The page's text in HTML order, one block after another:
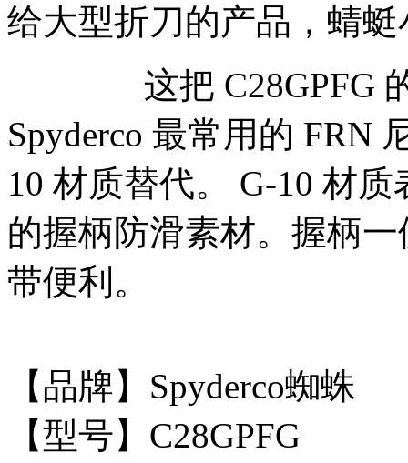
给大型折刀的产品，蜻
这把 C28GPFG 的
Spyderco 最常用的 FRN
10 材质替代。 G-10 材
的握柄防滑素材。握柄
带便利。
【品牌】Spyderco蜘蛛
【型号】C28GPFG